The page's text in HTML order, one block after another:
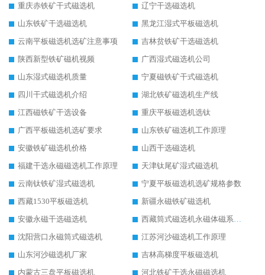
重庆赤铁矿干式磁选机
辽宁干选磁选机
山东铁矿干选磁选机
黑龙江湿式平板磁选机
云南平板磁选机选矿注意事项
吉林贫铁矿干选磁选机
陕西新型铁矿磁机视频
广西湿式磁选机公司
山东湿式磁选机质量
宁夏磁铁矿干式磁选机
四川干式磁选机介绍
湖北铁矿磁选机生产线
江西磁铁矿干选设备
重庆平板磁选机选钛
广西平板磁选机选矿要求
山东铁矿磁选机工作原理
安徽铁矿磁选机价格
山西干选磁选机
福建干选永磁磁选机工作原理
天津钛尾矿湿式磁选机
云南钛铁矿湿式磁选机
宁夏平板磁选机选矿规格参数
西藏1530平板磁选机
新疆永磁铁矿磁选机
安徽永磁干选磁选机
沈阳营口永磁筒式磁选机
江苏河沙磁选机工作原理
山东河沙磁选机厂家
吉林高梯度平板磁选机
内蒙古三盘平板磁选机
河北铁矿干选永磁磁选机